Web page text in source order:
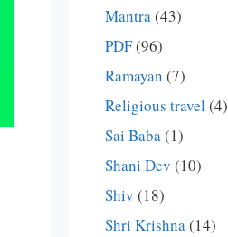
Mantra(43)
PDF(96)
Ramayan (7)
Religious travel (4)
Sai Baba(1)
Shani Dev (10)
Shiv (18)
Shri Krishna(14)